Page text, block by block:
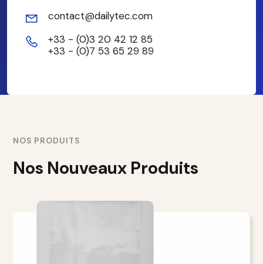
contact@dailytec.com
+33 - (0)3 20 42 12 85
+33 - (0)7 53 65 29 89
NOS PRODUITS
Nos Nouveaux Produits